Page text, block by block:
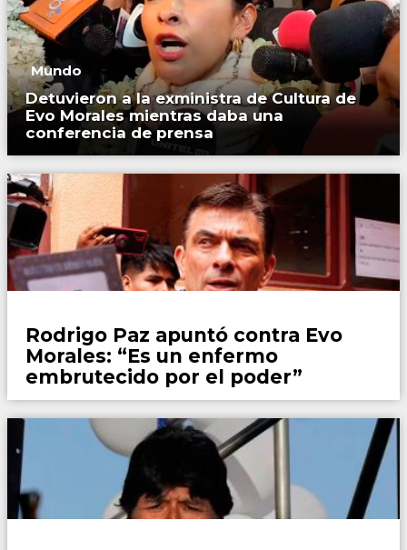
Mundo
Detuvieron a la exministra de Cultura de
Evo Morales mientras daba una
conferencia de prensa
Rodrigo Paz apuntó contra Evo
Morales: “Es un enfermo
embrutecido por el poder”